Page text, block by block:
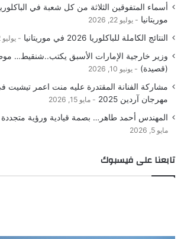
موريتانيا
يوليو 22, 2026
النتائج الكاملة للباكلوريا 2026 في موريتانيا يوليو 22, 2026
وزير خارجية الإمارات الأسبق يكتب..شنقيط… موطن
(قصيدة)
يونيو 10, 2026
مشاركة الفنانة المقتدرة عليه منت اعمر تيشيت في
مهرجان آردين 2025
مايو 15, 2026
المهندس أحمد طاهر… بصمة قيادية ورؤية متجددة
مايو 5, 2026
تابعنا على فيسبوك